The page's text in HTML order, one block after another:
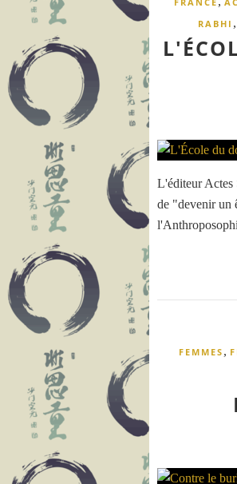
RABHI ,
L'éditeur Actes
de "devenir un
FEMMES ,